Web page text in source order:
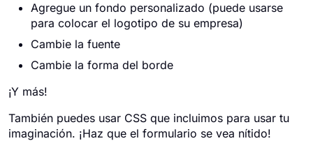
Agregue un fondo personalizado (puede usarse
para colocar el logotipo de su empresa)
Cambie la fuente
Cambie la forma del borde
¡Y más!
También puedes usar CSS que incluimos para usar tu
imaginación. ¡Haz que el formulario se vea nítido!